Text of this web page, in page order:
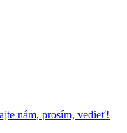
nám, prosím, vedieť!